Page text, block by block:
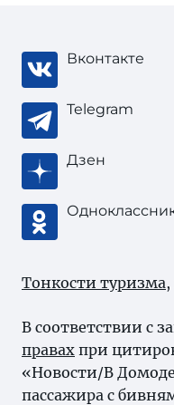
Вконтакте
Telegram
Дзен
Тонкости туризма
В соответствии с
правах при
«Новости/В
пассажира с